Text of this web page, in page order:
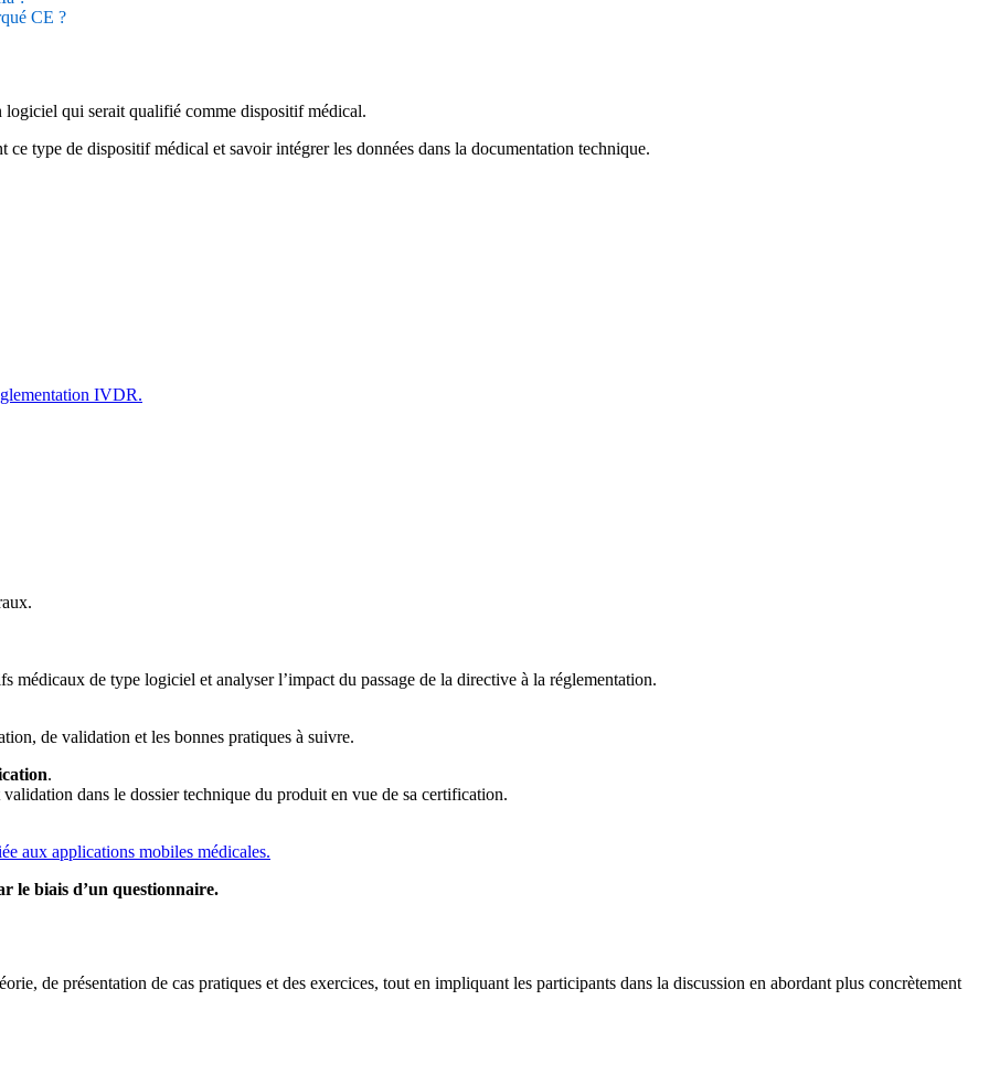
CE ?
logiciel qui serait qualifié comme dispositif médical.
ce type de dispositif médical et savoir intégrer les données dans la documentation technique.
IVDR.
de type logiciel et analyser l’impact du passage de la directive à la réglementation.
de validation et les bonnes pratiques à suivre.
.
dans le dossier technique du produit en vue de sa certification.
aux applications mobiles médicales.
le biais d’un questionnaire.
de présentation de cas pratiques et des exercices, tout en impliquant les participants dans la discussion en abordant plus concrètement